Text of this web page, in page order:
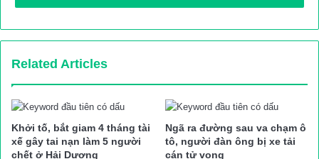
quận Hoàng Mai (Hà Nội) cho hay, đơn vị đang thụ lý giải quyết
vụ TNGT tự gây liên quan đến nữ tài xế lái ô tô Ford Ecosport
“Quá trình khám nghiệm hiện trường, cảnh sát xác định nữ tài
xế điều khiển ô tô 30E-126.59 là chị Vũ Thị Lâm (SN 1978, trú
tại Chung cư Ngoại Giao Đoàn, Xuân Tảo, Bắc Từ Liêm, Hà
Nội)”, lãnh đạo Công an quận Hoàng Mai thông tin và cho biết:
Related Articles
Khởi tố, bắt giam 4 tháng tài
xế gây tai nạn làm 5 người
chết ở Hải Dương
Ngã ra đường sau va chạm ô
tô, người đàn ông bị xe tải
cán tử vong